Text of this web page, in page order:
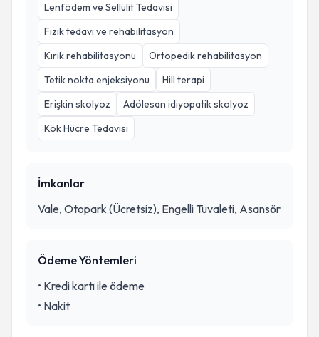
Lenfödem ve Sellülit Tedavisi
Fizik tedavi ve rehabilitasyon
Kırık rehabilitasyonu
Ortopedik rehabilitasyon
Tetik nokta enjeksiyonu
Hill terapi
Erişkin skolyoz
Adölesan idiyopatik skolyoz
Kök Hücre Tedavisi
İmkanlar
Vale, Otopark (Ücretsiz), Engelli Tuvaleti, Asansör
Ödeme Yöntemleri
• Kredi kartı ile ödeme
• Nakit